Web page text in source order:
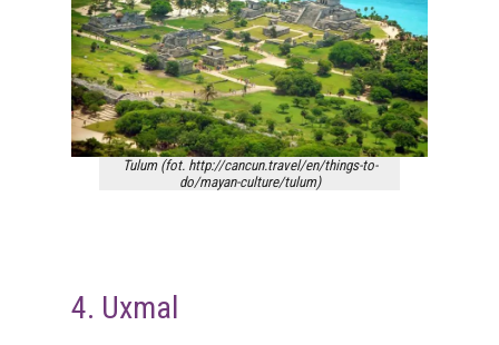
Tulum (fot. http://cancun.travel/en/things-to-
do/mayan-culture/tulum)
4. Uxmal